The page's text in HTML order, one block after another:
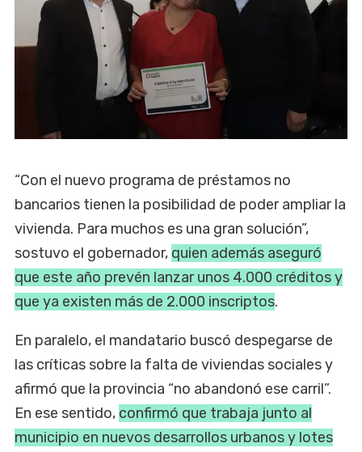
“Con el nuevo programa de préstamos no
bancarios tienen la posibilidad de poder ampliar la
vivienda. Para muchos es una gran solución”,
sostuvo el gobernador, quien además aseguró
que este año prevén lanzar unos 4.000 créditos y
que ya existen más de 2.000 inscriptos.
En paralelo, el mandatario buscó despegarse de
las críticas sobre la falta de viviendas sociales y
afirmó que la provincia “no abandonó ese carril”.
En ese sentido, confirmó que trabaja junto al
municipio en nuevos desarrollos urbanos y lotes